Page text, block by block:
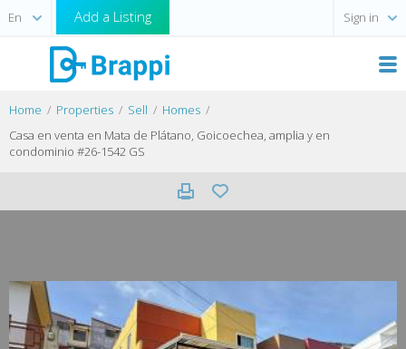
Add a Listing Sign in
Home Properties Sell
Homes
Casa en venta en Mata de Plátano, Goicoechea, amplia y en
condominio #26-1542 GS